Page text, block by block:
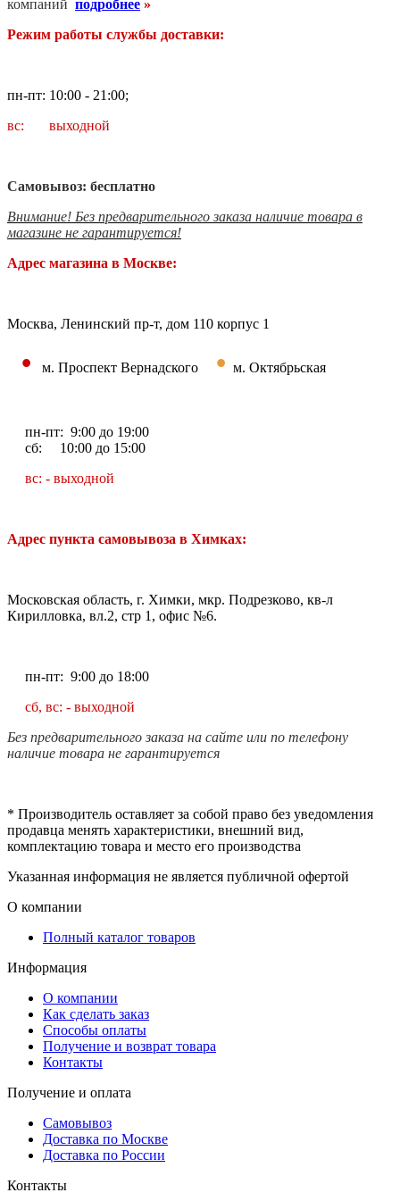
компаний подробнее »
Режим работы службы доставки:
пн-пт: 10:00 - 21:00;
вс: выходной
Самовывоз: бесплатно
Внимание! Без предварительного заказа наличие товара в
магазине не гарантируется!
Адрес магазина в Москве:
Москва, Ленинский пр-т, дом 110 корпус 1
• м. Проспект Вернадского • м. Октябрьская
пн-пт: 9:00 до 19:00
сб: 10:00 до 15:00
вс: - выходной
Адрес пункта самовывоза в Химках:
Московская область, г. Химки, мкр. Подрезково, кв-л
Кирилловка, вл.2, стр 1, офис №6.
пн-пт: 9:00 до 18:00
сб, вс: - выходной
Без предварительного заказа на сайте или по телефону
наличие товара не гарантируется
* Производитель оставляет за собой право без уведомления
продавца менять характеристики, внешний вид,
комплектацию товара и место его производства
Указанная информация не является публичной офертой
О компании
Полный каталог товаров
Информация
О компании
Как сделать заказ
Способы оплаты
Получение и возврат товара
Контакты
Получение и оплата
Самовывоз
Доставка по Москве
Доставка по России
Контакты